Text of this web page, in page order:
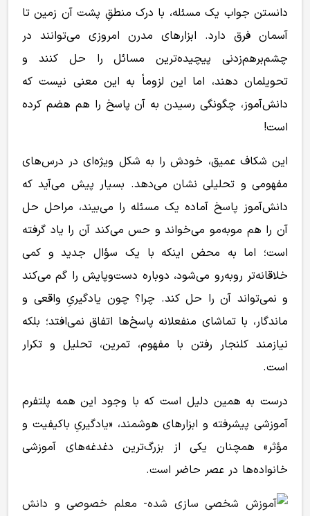
دانستن جواب یک مسئله، با درک منطقِ پشت آن زمین تا
آسمان فرق دارد. ابزارهای مدرن امروزی می‌توانند در
چشم‌برهم‌زدنی پیچیده‌ترین مسائل را حل کنند و
تحویلمان دهند، اما این لزوماً به این معنی نیست که
دانش‌آموز، چگونگی رسیدن به آن پاسخ را هم هضم کرده
است!
این شکاف عمیق، خودش را به شکل ویژه‌ای در درس‌های
مفهومی و تحلیلی نشان می‌دهد. بسیار پیش می‌آید که
دانش‌آموز پاسخ آماده یک مسئله را می‌بیند، مراحل حل
آن را هم مو‌به‌مو می‌خواند و حس می‌کند آن را یاد گرفته
است؛ اما به محض اینکه با یک سؤال جدید و کمی
خلاقانه‌تر روبه‌رو می‌شود، دوباره دست‌وپایش را گم می‌کند
و نمی‌تواند آن را حل کند. چرا؟ چون یادگیریِ واقعی و
ماندگار، با تماشای منفعلانه پاسخ‌ها اتفاق نمی‌افتد؛ بلکه
نیازمند کلنجار رفتن با مفهوم، تمرین، تحلیل و تکرار
است.
درست به همین دلیل است که با وجود این همه پلتفرم
آموزشی پیشرفته و ابزارهای هوشمند، «یادگیریِ باکیفیت و
مؤثر» همچنان یکی از بزرگ‌ترین دغدغه‌های آموزشی
خانواده‌ها در عصر حاضر است.